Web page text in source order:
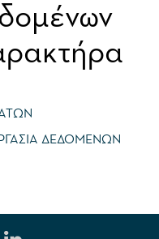
ΔΕΔΟΜΕΝΩΝ